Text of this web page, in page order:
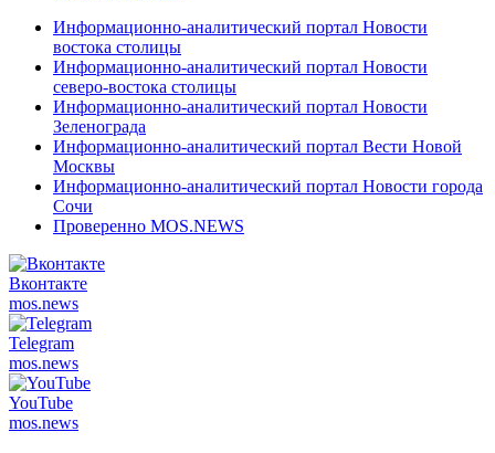
Информационно-аналитический портал Новости
востока столицы
Информационно-аналитический портал Новости
северо-востока столицы
Информационно-аналитический портал Новости
Зеленограда
Информационно-аналитический портал Вести Новой
Москвы
Информационно-аналитический портал Новости города
Сочи
Проверенно MOS.NEWS
Вконтакте
mos.news
Telegram
mos.news
YouTube
mos.news